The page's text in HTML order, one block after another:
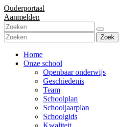
Ouderportaal
Aanmelden
Zoek
Home
Onze school
Openbaar onderwijs
Geschiedenis
Team
Schoolplan
Schooljaarplan
Schoolgids
Kwaliteit